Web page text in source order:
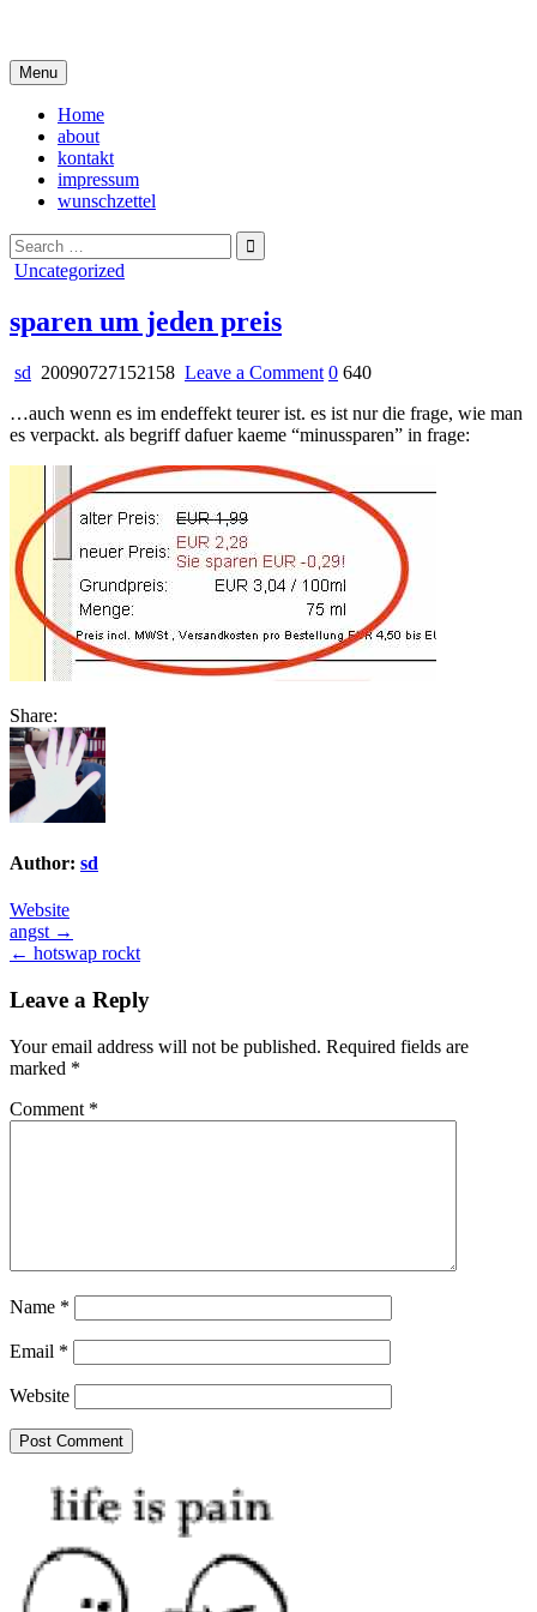
content
Menu
Home
about
kontakt
impressum
wunschzettel
Search
for:
Posted
Uncategorized
sparen um jeden preis
sd 20090727152158 Leave a Commenton
um
jeden
0 640
…auch wenn es im endeffekt teurer ist. es ist nur die frage, wie man
es verpackt. als begriff dafuer kaeme “minussparen” in frage:
Share:
Author: sd
Website
Post
navigation
angst →
← hotswap rockt
Leave a Reply
Your email address will not be published. Required fields are
marked *
Comment *
Name *
Email *
Website